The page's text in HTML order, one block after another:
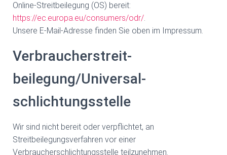
Online-Streitbeilegung (OS) bereit:
https://ec.europa.eu/consumers/odr/.
Unsere E-Mail-Adresse finden Sie oben im Impressum.
Verbraucher­streit­
beilegung/Universal­
schlichtungs­stelle
Wir sind nicht bereit oder verpflichtet, an
Streitbeilegungsverfahren vor einer
Verbraucherschlichtungsstelle teilzunehmen.